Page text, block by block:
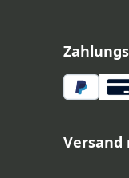
Versand